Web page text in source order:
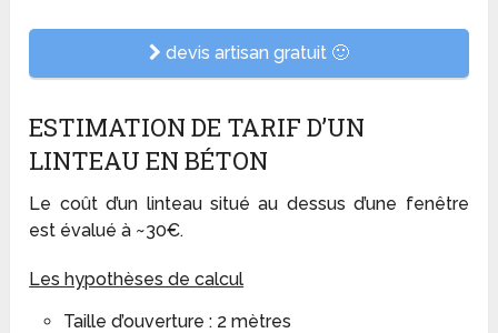
devis artisan gratuit 🙂
ESTIMATION DE TARIF D’UN
LINTEAU EN BÉTON
Le coût d’un linteau situé au dessus d’une fenêtre
est évalué à ~30€.
Les hypothèses de calcul
Taille d’ouverture : 2 mètres